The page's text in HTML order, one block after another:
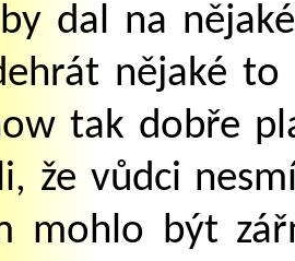
dal na
nějaké
tak dobře
že vůdci
mohlo být